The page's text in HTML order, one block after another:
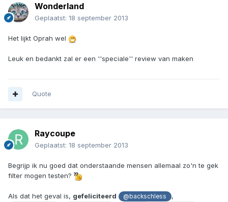
Wonderland
Geplaatst: 18 september 2013
Het lijkt Oprah wel
Leuk en bedankt zal er een ''speciale'' review van maken
Quote
Raycoupe
Geplaatst: 18 september 2013
Begrijp ik nu goed dat onderstaande mensen allemaal zo'n te gek
filter mogen testen?
Als dat het geval is, gefeliciteerd @backschless ,